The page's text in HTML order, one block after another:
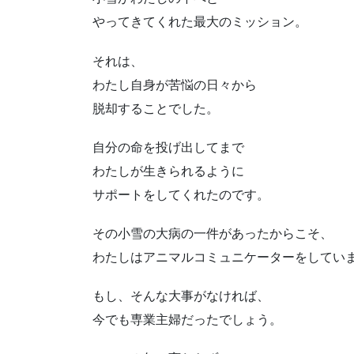
やってきてくれた最大のミッション。
それは、
わたし自身が苦悩の日々から
脱却することでした。
自分の命を投げ出してまで
わたしが生きられるように
サポートをしてくれたのです。
その小雪の大病の一件があったからこそ、
わたしはアニマルコミュニケーターをしてい
もし、そんな大事がなければ、
今でも専業主婦だったでしょう。